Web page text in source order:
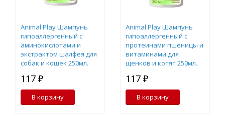
Animal Play Шампунь
гипоаллергенный с
аминокислотами и
экстрактом шалфея для
собак и кошек 250мл.
117 ₽
В корзину
Animal Play Шампунь
гипоаллергенный с
протеинами пшеницы и
витаминами для
щенков и котят 250мл.
117 ₽
В корзину